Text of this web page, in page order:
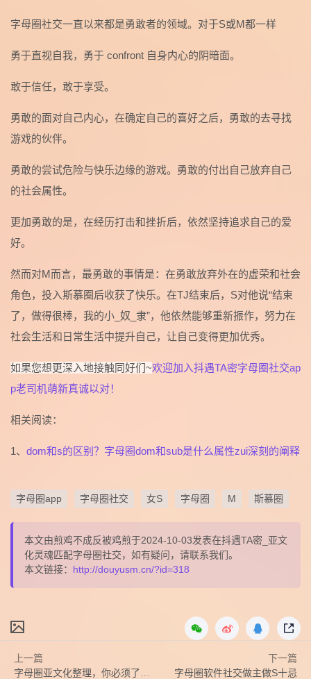
字母圈社交一直以来都是勇敢者的领域。对于S或M都一样
勇于直视自我，勇于 confront 自身内心的阴暗面。
敢于信任，敢于享受。
勇敢的面对自己内心，在确定自己的喜好之后，勇敢的去寻找
游戏的伙伴。
勇敢的尝试危险与快乐边缘的游戏。勇敢的付出自己放弃自己
的社会属性。
更加勇敢的是，在经历打击和挫折后，依然坚持追求自己的爱
好。
然而对M而言，最勇敢的事情是：在勇敢放弃外在的虚荣和社会
角色，投入斯慕圈后收获了快乐。在TJ结束后，S对他说“结束
了，做得很棒，我的小_奴_隶”，他依然能够重新振作，努力在
社会生活和日常生活中提升自己，让自己变得更加优秀。
如果您想更深入地接触同好们~欢迎加入抖遇TA密字母圈社交ap
p老司机萌新真诚以对！
相关阅读：
1、 dom和s的区别？字母圈dom和sub是什么属性zui深刻的阐释
字母圈app 字母圈社交 女S 字母圈 M 斯慕圈
本文由煎鸡不成反被鸡煎于2024-10-03发表在抖遇TA密_亚文
化灵魂匹配字母圈社交，如有疑问，请联系我们。
本文链接： http://douyusm.cn/?id=318
上一篇
字母圈亚文化整理，你必须了解的BD5M书籍
下一篇
字母圈软件社交做主做S十忌